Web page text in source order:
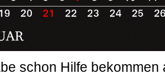
schon Hilfe